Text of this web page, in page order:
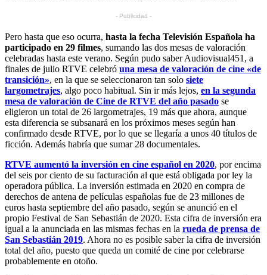
- Publicidad -
Pero hasta que eso ocurra, hasta la fecha Televisión Española ha
participado en 29 filmes, sumando las dos mesas de valoración
celebradas hasta este verano. Según pudo saber Audiovisual451, a
finales de julio RTVE celebró una mesa de valoración de cine «de
transición», en la que se seleccionaron tan solo siete
largometrajes, algo poco habitual. Sin ir más lejos, en la segunda
mesa de valoración de Cine de RTVE del año pasado se
eligieron un total de 26 largometrajes, 19 más que ahora, aunque
esta diferencia se subsanará en los próximos meses según han
confirmado desde RTVE, por lo que se llegaría a unos 40 títulos de
ficción. Además habría que sumar 28 documentales.
RTVE aumentó la inversión en cine español en 2020, por encima
del seis por ciento de su facturación al que está obligada por ley la
operadora pública. La inversión estimada en 2020 en compra de
derechos de antena de películas españolas fue de 23 millones de
euros hasta septiembre del año pasado, según se anunció en el
propio Festival de San Sebastián de 2020. Esta cifra de inversión era
igual a la anunciada en las mismas fechas en la rueda de prensa de
San Sebastián 2019. Ahora no es posible saber la cifra de inversión
total del año, puesto que queda un comité de cine por celebrarse
probablemente en otoño.